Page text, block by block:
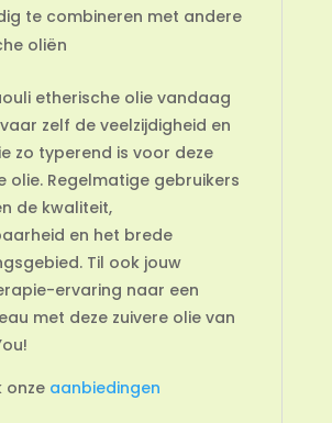
te combineren met andere
oliën
etherische olie vandaag
zelf de veelzijdigheid en
zo typerend is voor deze
olie. Regelmatige gebruikers
de kwaliteit,
en het brede
Til ook jouw
ervaring naar een
met deze zuivere olie van
onze aanbiedingen